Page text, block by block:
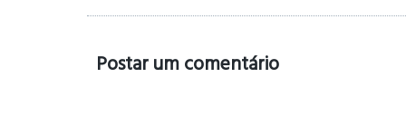
Postar um comentário